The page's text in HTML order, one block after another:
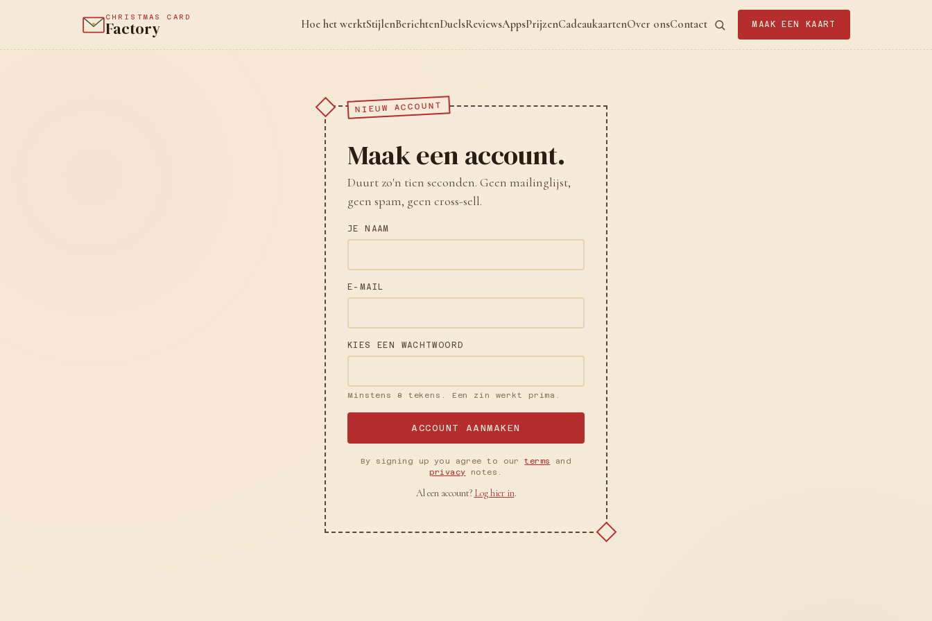
CHRISTMAS CARD
Factory Hoe het werktStijlenBerichtenDuelsReviewsAppsPrijzenCadeaukaartenOver onsContact MAAK EEN KAART
NIEUW ACCOUNT
Maak een account.
Duurt zo'n tien seconden. Geen mailinglijst,
geen spam, geen cross-sell.
JE NAAM
E-MAIL
KIES EEN WACHTWOORD
Minstens 8 tekens. Een zin werkt prima.
ACCOUNT AANMAKEN
By signing up you agree to ourterms
and
privacy notes.
Al een account? Log hier in.